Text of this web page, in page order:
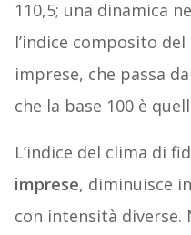
110,5; una dinamica
l’indice composito
imprese, che passa
che la base 100 è
L’indice del clima di
imprese, diminuisce
con intensità diverse.